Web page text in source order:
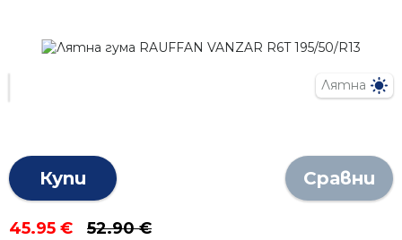
Лятна
Купи Сравни
45.95 € 52.90 €